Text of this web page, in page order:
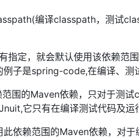
编译classpath，测试
指定，就会默认使用该依赖范
子是spring-code,在编译、测
围的Maven依赖，只对于测
它只有在编译测试代码及运
依赖范围的Maven依赖，对